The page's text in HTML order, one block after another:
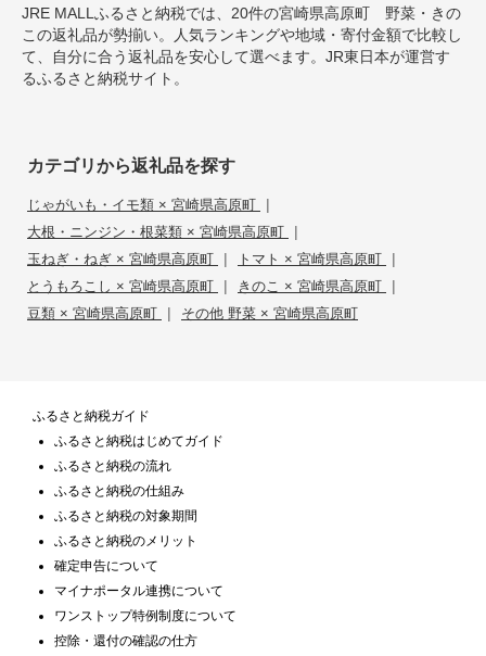
JRE MALLふるさと納税では、20件の宮崎県高原町 野菜・きの
この返礼品が勢揃い。人気ランキングや地域・寄付金額で比較し
て、自分に合う返礼品を安心して選べます。JR東日本が運営す
るふるさと納税サイト。
カテゴリから返礼品を探す
じゃがいも・イモ類 × 宮崎県高原町 |
大根・ニンジン・根菜類 × 宮崎県高原町 |
玉ねぎ・ねぎ × 宮崎県高原町 | トマト × 宮崎県高原町 |
とうもろこし × 宮崎県高原町 | きのこ × 宮崎県高原町 |
豆類 × 宮崎県高原町 | その他 野菜 × 宮崎県高原町
ふるさと納税ガイド
ふるさと納税はじめてガイド
ふるさと納税の流れ
ふるさと納税の仕組み
ふるさと納税の対象期間
ふるさと納税のメリット
確定申告について
マイナポータル連携について
ワンストップ特例制度について
控除・還付の確認の仕方